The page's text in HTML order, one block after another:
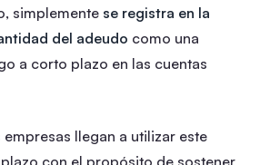
simplemente se registra en la
del adeudo como una
a corto plazo en las cuentas
empresas llegan a utilizar este
con el propósito de sostener